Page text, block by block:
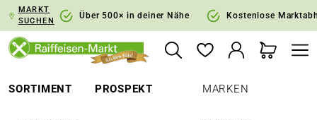
Zur Hauptnavigation springen
MARKT
SUCHEN
Über 500× in deiner Nähe Kostenlose
SORTIMENT PROSPEKT MARKEN